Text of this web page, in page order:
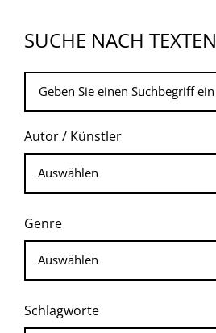
SUCHE NACH TEXTEN
Autor / Künstler
Genre
Schlagworte